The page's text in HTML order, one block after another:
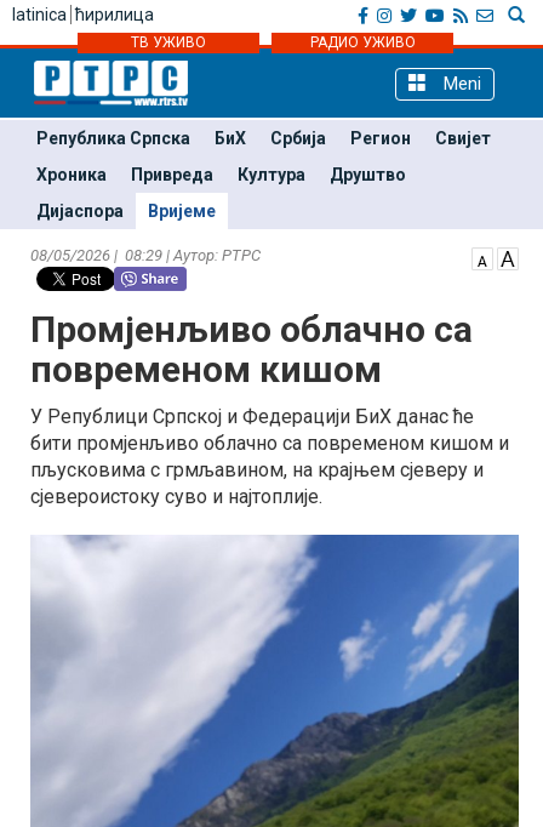
latinica ћирилица
ТВ УЖИВО РАДИО УЖИВО
Meni
Република Српска БиХ Србија Регион
Свијет
Хроника
Привреда Култура
Друштво
Дијаспора
Вријеме
08/05/2026 | 08:29 | Аутор: РТРС
Промјенљиво облачно са
повременом кишом
У Републици Српској и Федерацији БиХ данас ће
бити промјенљиво облачно са повременом кишом и
пљусковима с грмљавином, на крајњем сјеверу и
сјевероистоку суво и најтоплије.